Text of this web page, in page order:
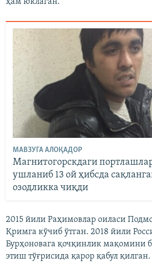
МАВЗУГА АЛОҚАДОР
Магнитогорскдаги
ушланиб 13 ой ҳибсда
озодликка чиқди
2015 йили Раҳимовлар оиласи
Қримга кўчиб ўтган. 2018 йили
Бурҳоновага қочқинлик мақомини
этиш тўғрисида қарор қабул